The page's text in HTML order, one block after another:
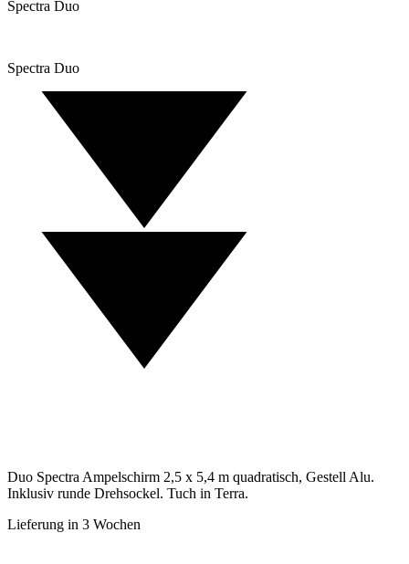
Spectra Duo
Spectra Duo
Duo Spectra Ampelschirm 2,5 x 5,4 m quadratisch, Gestell Alu.
Inklusiv runde Drehsockel. Tuch in Terra.
Lieferung in 3 Wochen